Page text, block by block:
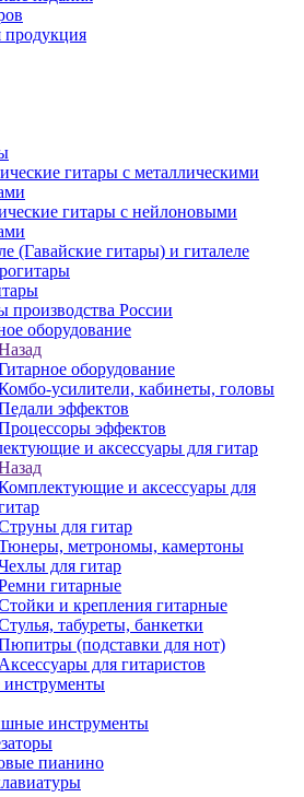
продукция
гитары с металлическими
гитары с нейлоновыми
(Гавайские гитары) и гиталеле
производства России
оборудование
оборудование
усилители, кабинеты, головы
эффектов
эффектов
и аксессуары для гитар
и аксессуары для
для гитар
метрономы, камертоны
для гитар
гитарные
и крепления гитарные
табуреты, банкетки
(подставки для нот)
Аксессуары для гитаристов
инструменты
пианино